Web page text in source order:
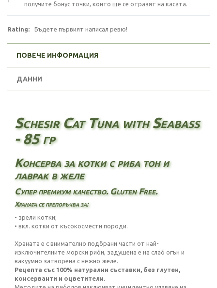
получите бонус точки, които ще се отразят на касата.
Rating: Бъдете първият написал ревю!
ПОВЕЧЕ ИНФОРМАЦИЯ
ДАННИ
Schesir Cat Tuna with Seabass
- 85 гр
Консерва за котки с риба тон и
лаврак в желе
Супер премиум качество. Gluten Free.
Храната се препоръчва за:
• зрели котки;
• вкл. котки от късокосмести породи.
Храната е с внимателно подбрани части от най-
изключителните морски риби, задушена е на слаб огън и
вакуумно затворена с нежно желе.
Рецепта със 100% натурални съставки, без глутен,
консерванти и оцветители.